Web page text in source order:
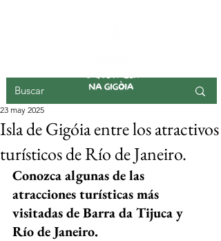
Isla de Gigóia entre los atractivos
turísticos de Río de Janeiro.
23 may 2025
Conozca algunas de las
atracciones turísticas más
visitadas de Barra da Tijuca y
Río de Janeiro.